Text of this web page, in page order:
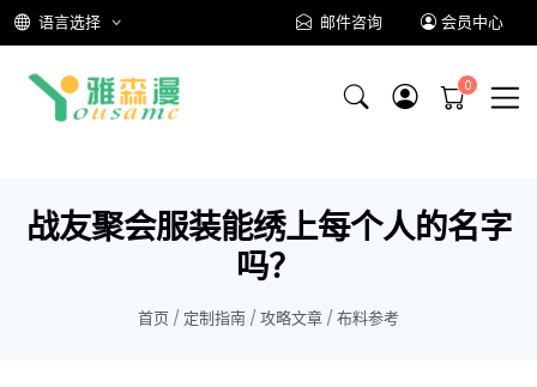
语言选择 邮件咨询 会员中心
战友聚会服装能绣上每个人的名字
吗？
首页 / 定制指南 / 攻略文章 / 布料参考